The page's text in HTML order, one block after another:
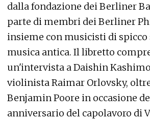
dalla fondazione dei Berliner
parte di membri dei Berliner
insieme con musicisti di
musica antica. Il libretto
un'intervista a Daishin
violinista Raimar Orlovsky,
Benjamin Poore in occasione
anniversario del capolavoro di